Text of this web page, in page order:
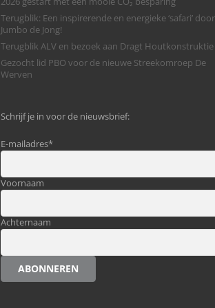
Terugblik: Een inspirerende en energieke ‘safari’ door
Jumbo de Jong!
Terugblik ALV en bezoek aan Dragt Houtkonstruktie
Gezocht lid PBO voor de nieuwe Streekomroep De
Werven
Schrijf je in voor de nieuwsbrief:
E-mailadres*
Voornaam
Achternaam
ABONNEREN